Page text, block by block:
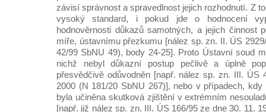
závisí správnost a spravedlnost jejich rozhodnutí. Z
vysoký standard, i pokud jde o hodnocení
hodnověrnosti důkazů samotných, a jejich činnost
míře, ústavnímu přezkumu [nález sp. zn. II. ÚS
42/99 SbNU 49), body 24-25]. Proto Ústavní soud
nichž nebyl důkazní postup pečlivě a úplně
přesvědčivě odůvodněn [např. nález sp. zn. III. ÚS
2000 (N 181/20 SbNU 267)], nebo v případech,
byla učiněna skutková zjištění v extrémním
[např. již nález sp. zn. III. ÚS 166/95 ze dne 30. 11.